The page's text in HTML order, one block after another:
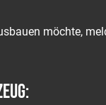
möchte,